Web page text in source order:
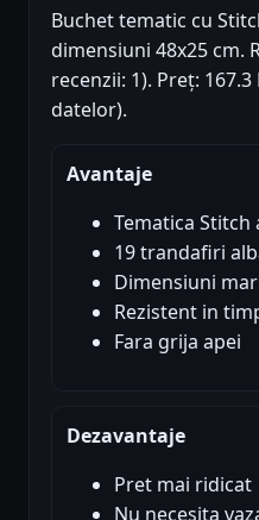
Buchet tematic cu
dimensiuni 48x25 cm.
recenzii: 1). Preț:
datelor).
Avantaje
Tematica Stitch
19 trandafiri
Dimensiuni
Rezistent in
Fara grija apei
Dezavantaje
Pret mai ridicat
Nu necesita